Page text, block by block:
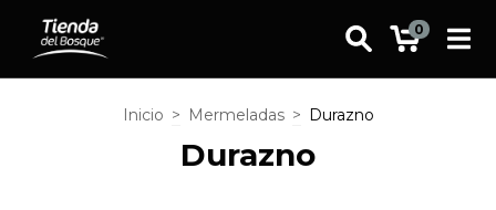
0
Inicio > Mermeladas > Durazno
Durazno